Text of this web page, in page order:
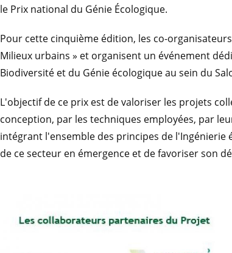
le Prix national du Génie Écologique.
Pour cette cinquième édition, les co-
Milieux urbains » et organisent un événement
Biodiversité et du Génie écologique au sein du
L'objectif de ce prix est de valoriser les projets
conception, par les techniques employées, par
intégrant l'ensemble des principes de
de ce secteur en émergence et de favoriser son